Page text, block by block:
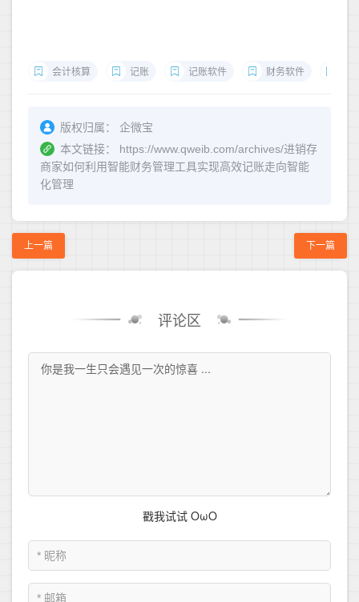
会计核算 记账 记账软件 财务软件
版权归属：
企微宝
本文链接：
https://www.qweib.com/archives/进销存
商家如何利用智能财务管理工具实现高效记账走向智能
化管理
上一篇 下一篇
评论区